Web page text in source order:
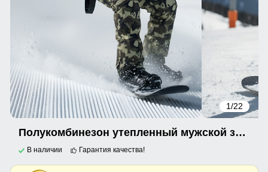
1/22
Полукомбинезон утепленный мужской зимний горнолыжный коричневого цвета 2405K
В наличии Гарантия качества!